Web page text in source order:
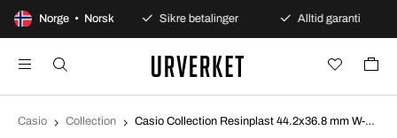
Norge • Norsk
dagers åpent kjøp Sikre betalinger Alltid garanti
Casio Collection Casio Collection Resinplast 44.2x36.8 mm W-800H-1AVES